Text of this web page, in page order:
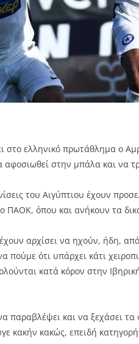
στο ελληνικό πρωτάθλημα ο
αφοσιωθεί στην μπάλα και να
του Αιγύπτιου έχουν
ΠΑΟΚ, όπου και ανήκουν τα
αρχίσει να ηχούν, ήδη,
πούμε ότι υπάρχει κάτι
κατά κόρον στην
παραβλέψει και να ξεχάσει τα
κακήν κακώς, επειδή